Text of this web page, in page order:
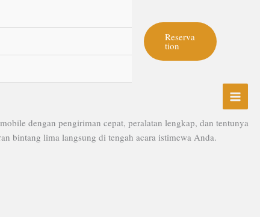
Reserva
tion
dengan pengiriman cepat, peralatan lengkap, dan tentunya
bintang lima langsung di tengah acara istimewa Anda.